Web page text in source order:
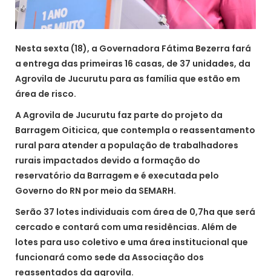
Nesta sexta (18), a Governadora Fátima Bezerra fará
a entrega das primeiras 16 casas, de 37 unidades, da
Agrovila de Jucurutu para as família que estão em
área de risco.
A Agrovila de Jucurutu faz parte do projeto da
Barragem Oiticica, que contempla o reassentamento
rural para atender a população de trabalhadores
rurais impactados devido a formação do
reservatório da Barragem e é executada pelo
Governo do RN por meio da SEMARH.
Serão 37 lotes individuais com área de 0,7ha que será
cercado e contará com uma residências. Além de
lotes para uso coletivo e uma área institucional que
funcionará como sede da Associação dos
reassentados da agrovila.